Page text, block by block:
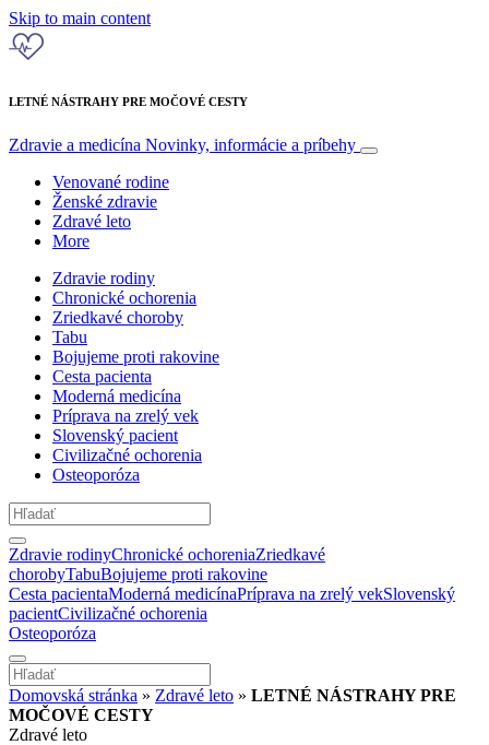
Skip to main content
LETNÉ NÁSTRAHY PRE MOČOVÉ CESTY
Zdravie a medicína Novinky, informácie a príbehy
Venované rodine
Ženské zdravie
Zdravé leto
More
Zdravie rodiny
Chronické ochorenia
Zriedkavé choroby
Tabu
Bojujeme proti rakovine
Cesta pacienta
Moderná medicína
Príprava na zrelý vek
Slovenský pacient
Civilizačné ochorenia
Osteoporóza
Zdravie rodinyChronické ochoreniaZriedkavé
chorobyTabuBojujeme proti rakovine
Cesta pacientaModerná medicínaPríprava na zrelý vekSlovenský
pacientCivilizačné ochorenia
Osteoporóza
Domovská stránka » Zdravé leto » LETNÉ NÁSTRAHY PRE
MOČOVÉ CESTY
Zdravé leto